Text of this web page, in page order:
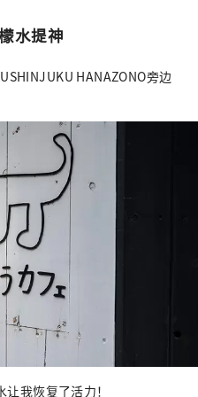
水提神
HANAZONO旁边
我恢复了活力！